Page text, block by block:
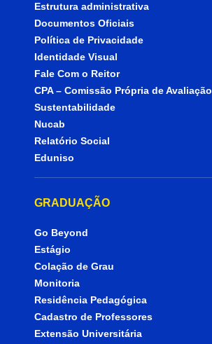
Estrutura administrativa
Documentos Oficiais
Política de Privacidade
Identidade Visual
Fale Com o Reitor
CPA – Comissão Própria de Avaliação
Sustentabilidade
Nucab
Relatório Social
Eduniso
GRADUAÇÃO
Go Beyond
Estágio
Colação de Grau
Monitoria
Residência Pedagógica
Cadastro de Professores
Extensão Universitária